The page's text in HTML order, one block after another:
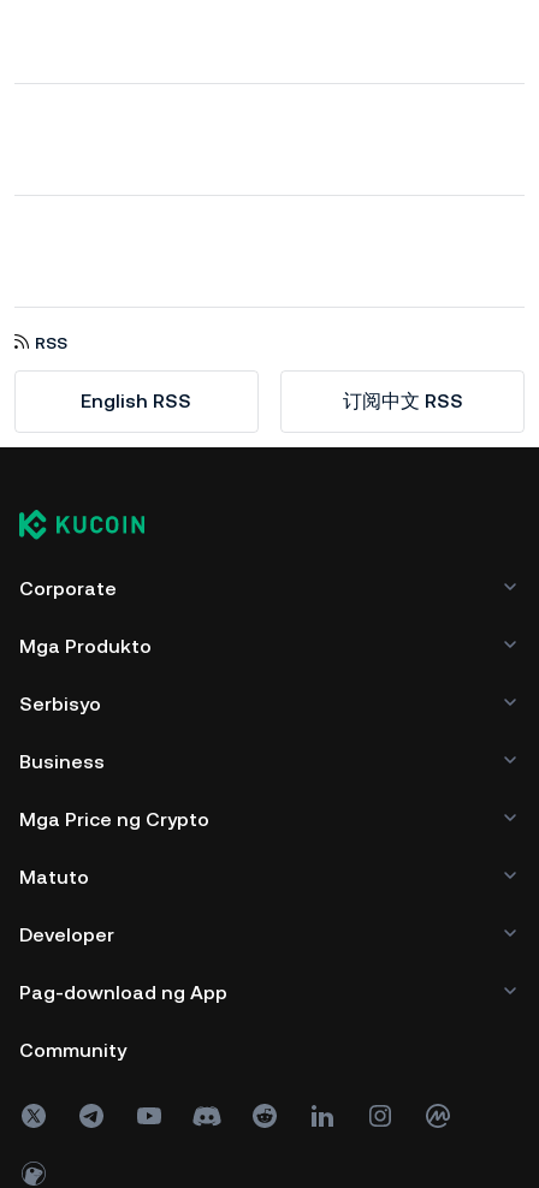
RSS
English RSS 订阅中文 RSS
Corporate
Mga Produkto
Serbisyo
Business
Mga Price ng Crypto
Matuto
Developer
Pag-download ng App
Community